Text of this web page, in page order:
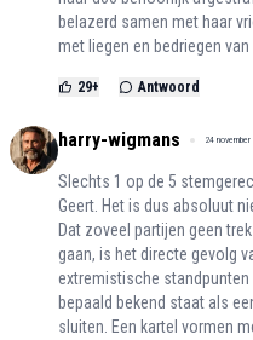
belazerd samen met haar
met liegen en bedriegen van
29+ Antwoord
harry-wigmans 24
Slechts 1 op de 5
Geert. Het is dus absoluut
Dat zoveel partijen geen
gaan, is het directe gevolg
extremistische standpunten
bepaald bekend staat als
sluiten. Een kartel vormen